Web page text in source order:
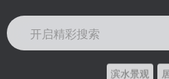
开启精彩搜索
滨水景观